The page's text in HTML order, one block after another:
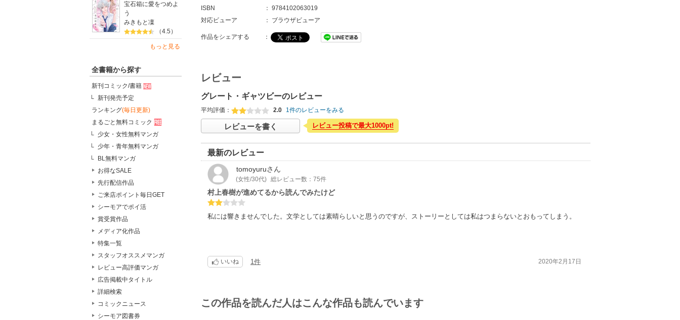
宝石箱に愛をつめよ
う
みきもと凜
（4.5）
もっと見る
全書籍から探す
新刊コミック/書籍
新刊発売予定
ランキング(毎日更新)
まるごと無料コミック
少女・女性無料マンガ
少年・青年無料マンガ
BL無料マンガ
お得なSALE
先行配信作品
ご来店ポイント毎日GET
シーモアでポイ活
賞受賞作品
メディア化作品
特集一覧
スタッフオススメマンガ
レビュー高評価マンガ
広告掲載中タイトル
詳細検索
コミックニュース
シーモア図書券
ISBN
： 9784102063019
対応ビューア
： ブラウザビューア
作品をシェアする ：
レビュー
グレート・ギャツビーのレビュー
平均評価： 2.0 1件のレビューをみる
レビューを書く レビュー投稿で最大1000pt!
最新のレビュー
tomoyuruさん
(女性/30代) 総レビュー数：75件
村上春樹が進めてるから読んでみたけど
私には響きませんでした。文学としては素晴らしいと思うのですが、ストーリーとしては私はつまらないとおもってしまう。
いいね 1件 2020年2月17日
この作品を読んだ人はこんな作品も読んでいます